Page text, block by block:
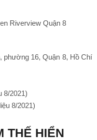
16, Quận 8, Hồ Chí
8/2021)
8/2021)
THẾ HIỂN